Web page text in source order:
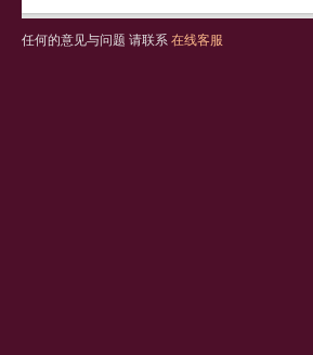
任何的意见与问题 请联系 在线客服